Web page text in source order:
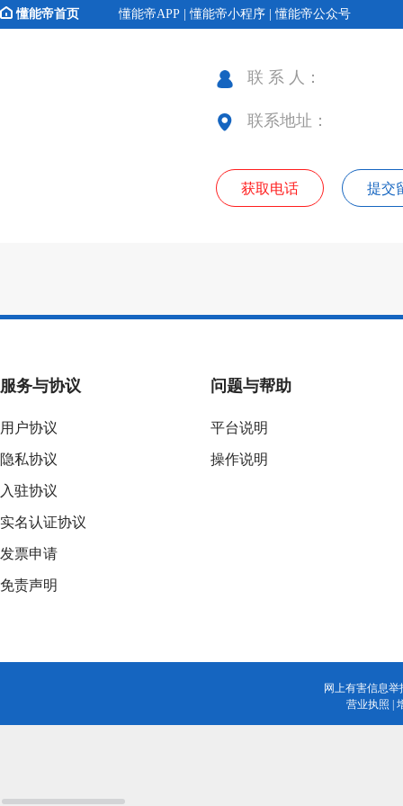
懂能帝首页 懂能帝APP | 懂能帝小程序 | 懂能帝公众号
联 系 人：
联系地址：
获取电话 提交
服务与协议
用户协议
隐私协议
入驻协议
实名认证协议
发票申请
免责声明
问题与帮助
平台说明
操作说明
网上有害信息
营业执照